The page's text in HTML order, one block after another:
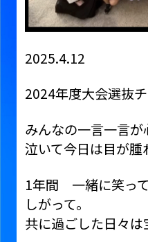
2025.4.12
2024年度大会選抜
みんなの一言一言が
泣いて今日は目が腫
1年間 一緒に笑っ
しがって。
共に過ごした日々は